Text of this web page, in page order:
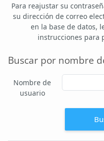
Para reajustar su
su dirección de correo
en la base de datos,
instrucciones para
Buscar por nombre
Buscar por nombre
Nombre de
usuario